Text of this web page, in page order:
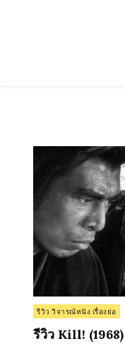
Posted
in
รีวิว วิจารณ์หนัง เรื่องย่อ
รีวิว Kill! (1968)